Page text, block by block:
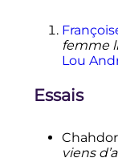
femme
Lou
Essais
viens